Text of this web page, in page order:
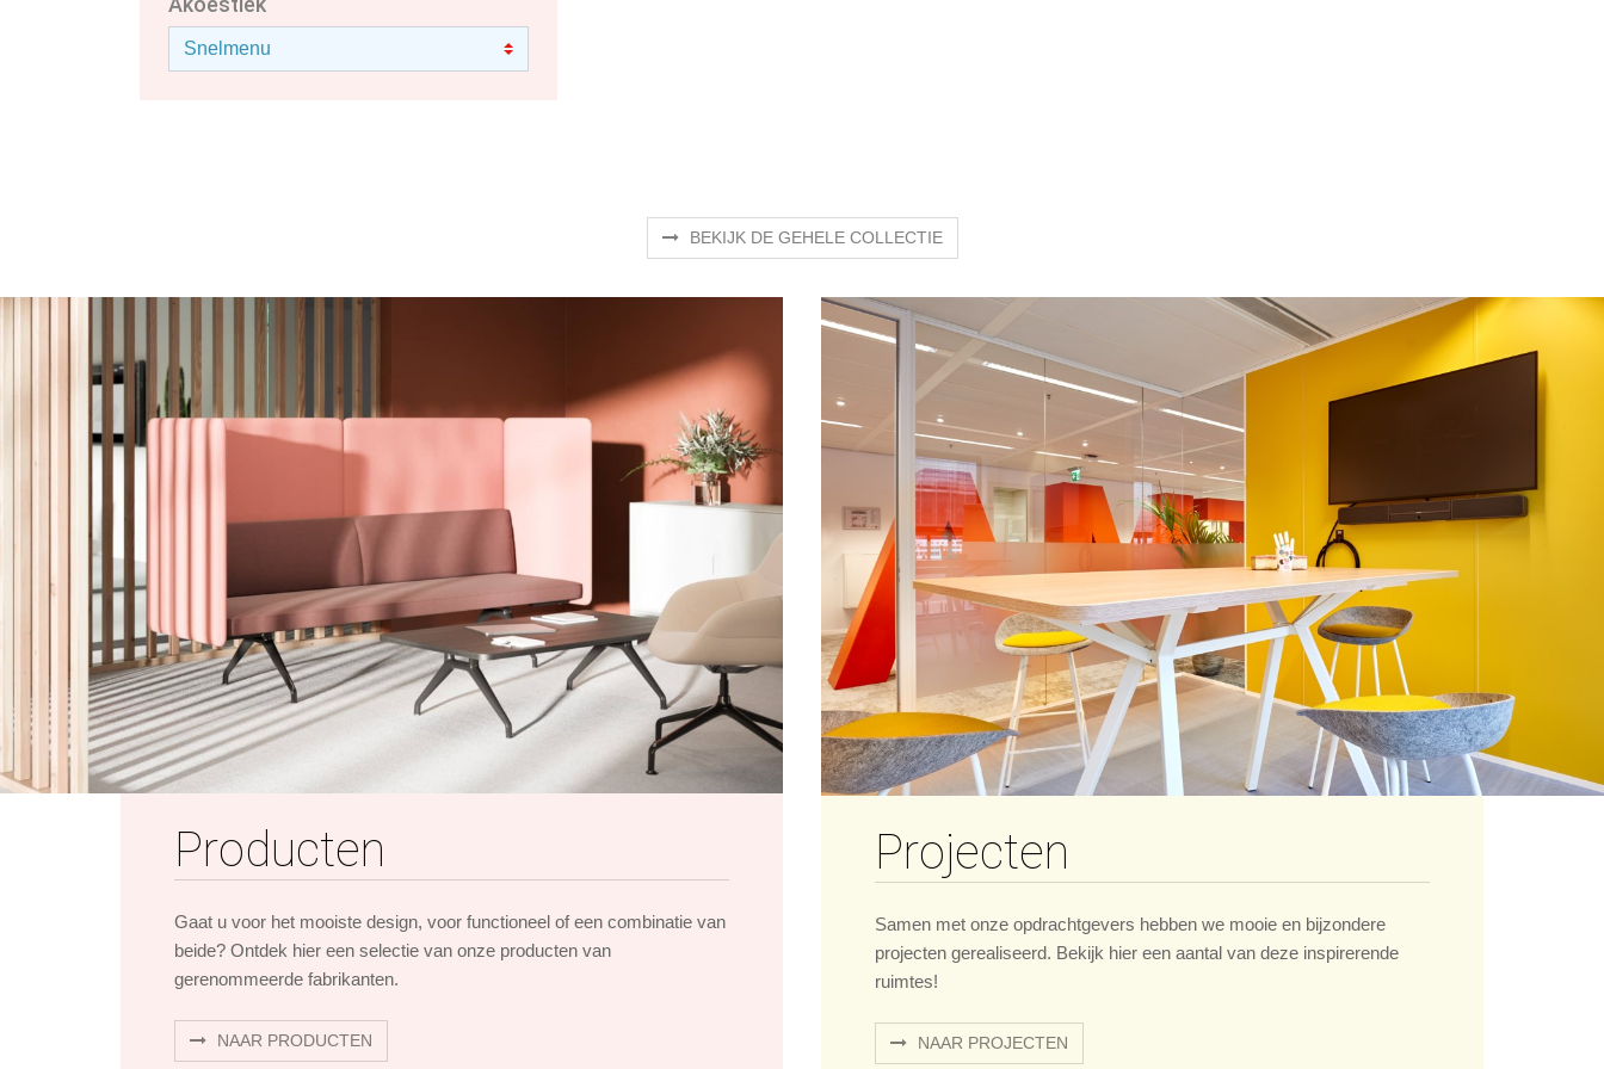
BEKIJK DE GEHELE COLLECTIE
Producten
Gaat u voor het mooiste design, voor functioneel of een combinatie van
beide? Ontdek hier een selectie van onze producten van
gerenommeerde fabrikanten.
NAAR PRODUCTEN
Projecten
Samen met onze opdrachtgevers hebben we mooie en bijzondere
projecten gerealiseerd. Bekijk hier een aantal van deze inspirerende
ruimtes!
NAAR PROJECTEN